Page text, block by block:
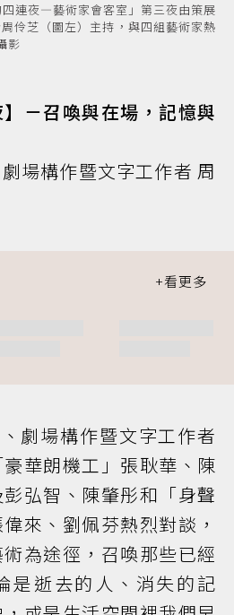
連夜—藝術家會客室」第三夜由策展
伶芝（圖左）主持，與四組藝術家熱
影
】－召喚與在場，記憶與
場構作暨文字工作者 周
劇場構作暨文字工作者
華朗機工」張耿華、陳
弘智、陳肇彤和「身聲
來、劉佩芬熱烈對談，
為途徑，召喚那些已經
是逝去的人、消失的記